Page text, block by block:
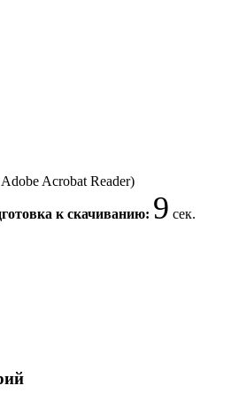
Acrobat Reader)
к скачиванию: 9 сек.